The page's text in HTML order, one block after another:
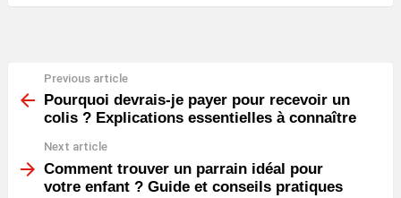
more
Previous article
Pourquoi devrais-je payer pour recevoir un
colis ? Explications essentielles à connaître
Next article
Comment trouver un parrain idéal pour
votre enfant ? Guide et conseils pratiques